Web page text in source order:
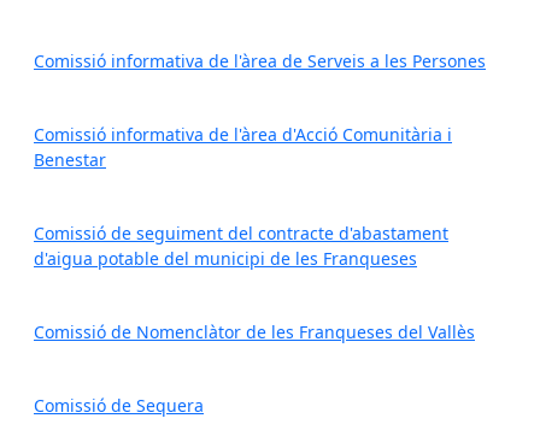
Comissió informativa de l'àrea de Serveis a les Persones
Comissió informativa de l'àrea d'Acció Comunitària i
Benestar
Comissió de seguiment del contracte d'abastament
d'aigua potable del municipi de les Franqueses
Comissió de Nomenclàtor de les Franqueses del Vallès
Comissió de Sequera